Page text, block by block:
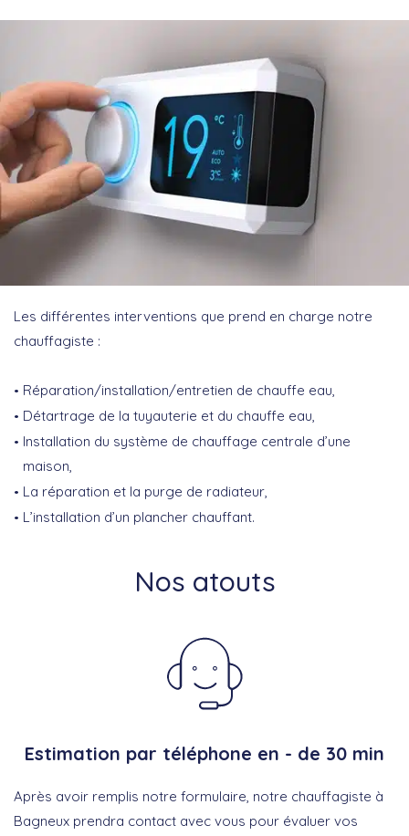
Les différentes interventions que prend en charge notre
chauffagiste :
Réparation/installation/entretien de chauffe eau,
Détartrage de la tuyauterie et du chauffe eau,
Installation du système de chauffage centrale d’une
maison,
La réparation et la purge de radiateur,
L’installation d’un plancher chauffant.
Nos atouts
Estimation par téléphone en - de 30 min
Après avoir remplis notre formulaire, notre chauffagiste à
Bagneux prendra contact avec vous pour évaluer vos